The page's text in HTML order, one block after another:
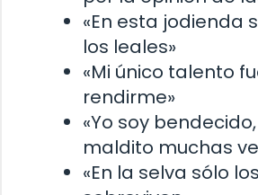
«En esta jodienda
los leales»
«Mi único talento
rendirme»
«Yo soy
maldito muchas
«En la selva sólo